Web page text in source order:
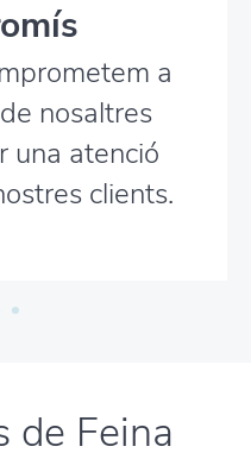
a
nosaltres
una atenció
clients.
de Feina